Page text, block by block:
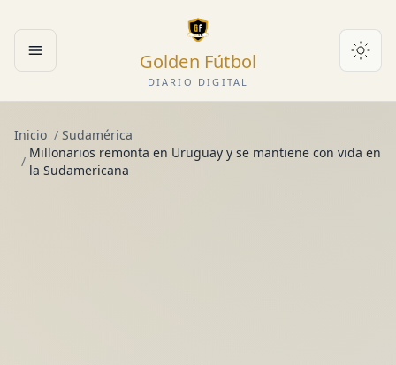
Abrir menú Golden Fútbol
DIARIO DIGITAL
Inicio / Sudamérica
/
Millonarios remonta en Uruguay y se mantiene con vida en
la Sudamericana